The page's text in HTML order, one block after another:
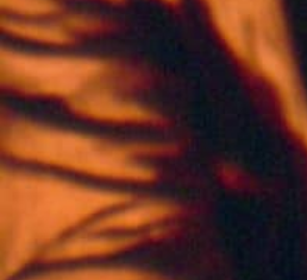
Réalisé par :
Robert Morin